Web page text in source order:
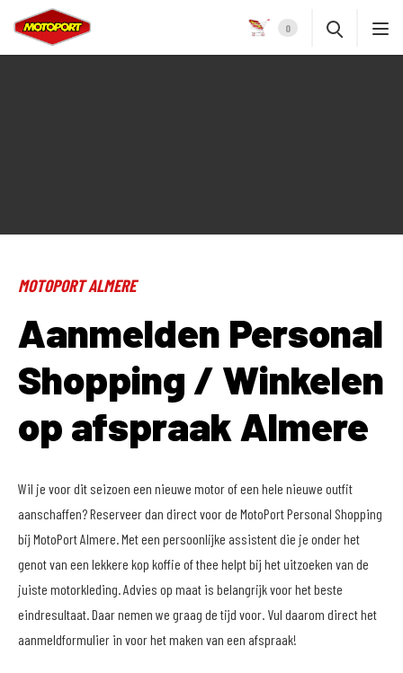
0
MOTOPORT ALMERE
Aanmelden Personal
Shopping / Winkelen
op afspraak Almere
Wil je voor dit seizoen een nieuwe motor of een hele nieuwe outfit
aanschaffen? Reserveer dan direct voor de MotoPort Personal Shopping
bij MotoPort Almere. Met een persoonlijke assistent die je onder het
genot van een lekkere kop koffie of thee helpt bij het uitzoeken van de
juiste motorkleding. Advies op maat is belangrijk voor het beste
eindresultaat. Daar nemen we graag de tijd voor. Vul daarom direct het
aanmeldformulier in voor het maken van een afspraak!